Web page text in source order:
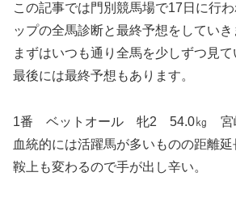
この記事では門別競馬場で17日に行
ップの全馬診断と最終予想をしていき
まずはいつも通り全馬を少しずつ見て
最後には最終予想もあります。
1番 ベットオール 牝2 54.0㎏ 宮
血統的には活躍馬が多いものの距離延
鞍上も変わるので手が出し辛い。